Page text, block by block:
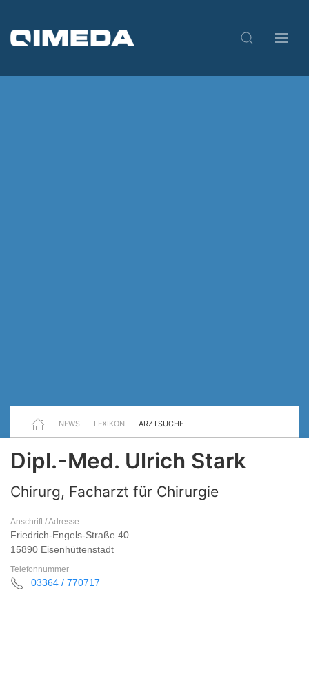
NEWS LEXIKON ARZTSUCHE
Dipl.-Med. Ulrich Stark
Chirurg, Facharzt für Chirurgie
Anschrift / Adresse
Friedrich-Engels-Straße 40
15890 Eisenhüttenstadt
Telefonnummer
03364 / 770717